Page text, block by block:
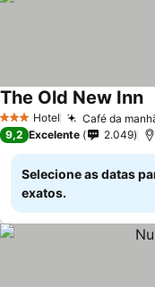
3 EstrelasHotel Café da
The Old New Inn
9,2 Excelente 2.049
Selecione as datas
exatos.